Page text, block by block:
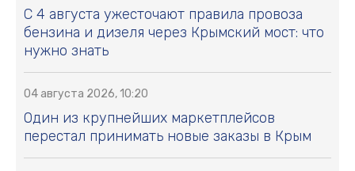
С 4 августа ужесточают правила провоза
бензина и дизеля через Крымский мост: что
нужно знать
04 августа 2026, 10:20
Один из крупнейших маркетплейсов
перестал принимать новые заказы в Крым